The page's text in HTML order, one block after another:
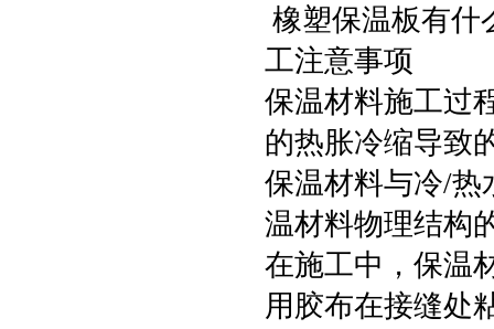
橡塑保温板有什
工注意事项
保温材料施工过
的热胀冷缩导致
保温材料与冷/热
温材料物理结构
在施工中，保温
用胶布在接缝处